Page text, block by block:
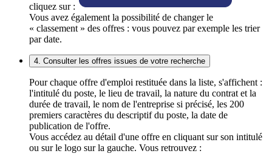
cliquez sur :
Vous avez également la possibilité de changer le
« classement » des offres : vous pouvez par exemple les trier
par date.
4. Consulter les offres issues de votre recherche
Pour chaque offre d'emploi restituée dans la liste, s'affichent :
l'intitulé du poste, le lieu de travail, la nature du contrat et la
durée de travail, le nom de l'entreprise si précisé, les 200
premiers caractères du descriptif du poste, la date de
publication de l'offre.
Vous accédez au détail d'une offre en cliquant sur son intitulé
ou sur le logo sur la gauche. Vous retrouvez :